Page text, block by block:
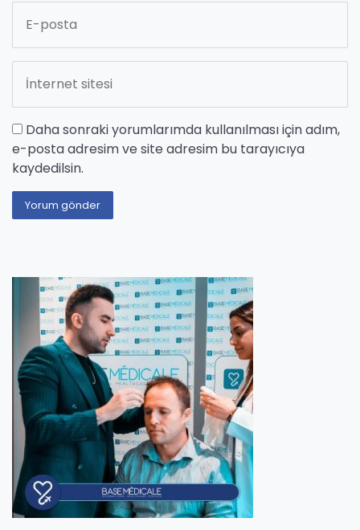
Daha sonraki yorumlarımda kullanılması için adım,
e-posta adresim ve site adresim bu tarayıcıya
kaydedilsin.